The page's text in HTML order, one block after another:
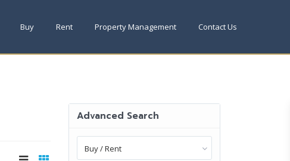
Buy Rent Property Management Contact Us
Advanced Search
Buy / Rent